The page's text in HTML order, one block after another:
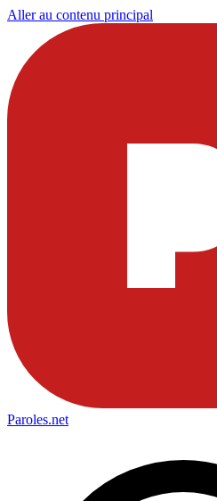
Aller au contenu principal
Paroles.net